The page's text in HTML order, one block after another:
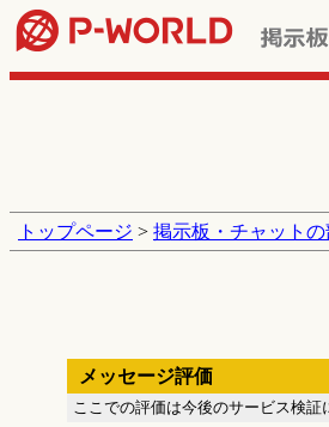
トップページ > 掲示板・チャットの
メッセージ評価
ここでの評価は今後のサービス検証